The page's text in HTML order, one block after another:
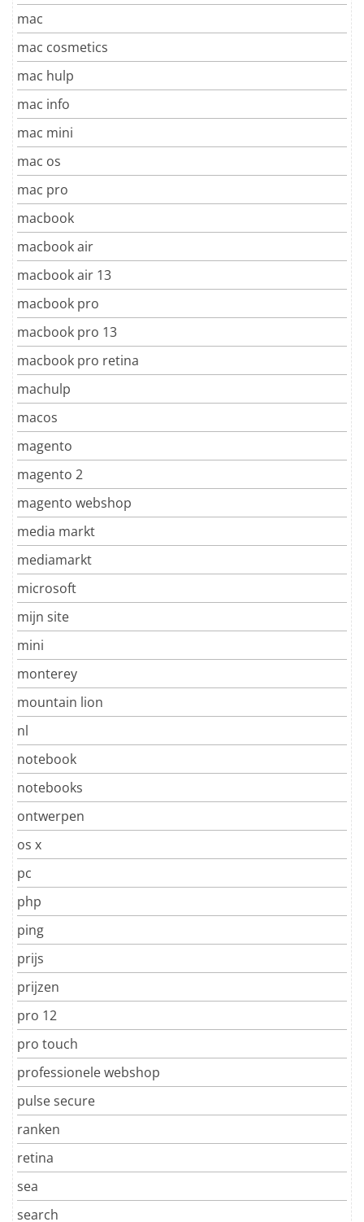
mac
mac cosmetics
mac hulp
mac info
mac mini
mac os
mac pro
macbook
macbook air
macbook air 13
macbook pro
macbook pro 13
macbook pro retina
machulp
macos
magento
magento 2
magento webshop
media markt
mediamarkt
microsoft
mijn site
mini
monterey
mountain lion
nl
notebook
notebooks
ontwerpen
os x
pc
php
ping
prijs
prijzen
pro 12
pro touch
professionele webshop
pulse secure
ranken
retina
sea
search